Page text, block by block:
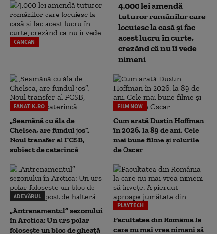
CANCAN
4.000 lei amendă
tuturor românilor care
locuiesc la casă și fac
acest lucru în curte,
crezând că nu îi vede
nimeni
FANATIK.RO
„Seamănă cu ăla de
Chelsea, are fundul jos”.
Noul transfer al FCSB,
subiect de caterincă
FILM NOW
Cum arată Dustin Hoffman
în 2026, la 89 de ani. Cele
mai bune filme și rolurile
de Oscar
ADEVĂRUL
„Antrenamentul” sezonului
în Arctica: Un urs polar
folosește un bloc de gheață
PLAYTECH
Facultatea din România la
care nu mai vrea nimeni să